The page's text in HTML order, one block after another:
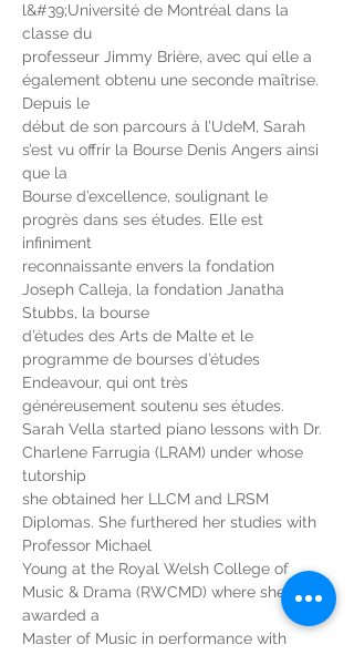
l&#39;Université de Montréal dans la
classe du
professeur Jimmy Brière, avec qui elle a
également obtenu une seconde maîtrise.
Depuis le
début de son parcours à l’UdeM, Sarah
s’est vu offrir la Bourse Denis Angers ainsi
que la
Bourse d’excellence, soulignant le
progrès dans ses études. Elle est
infiniment
reconnaissante envers la fondation
Joseph Calleja, la fondation Janatha
Stubbs, la bourse
d’études des Arts de Malte et le
programme de bourses d’études
Endeavour, qui ont très
généreusement soutenu ses études.
Sarah Vella started piano lessons with Dr.
Charlene Farrugia (LRAM) under whose
tutorship
she obtained her LLCM and LRSM
Diplomas. She furthered her studies with
Professor Michael
Young at the Royal Welsh College of
Music & Drama (RWCMD) where she was
awarded a
Master of Music in performance with